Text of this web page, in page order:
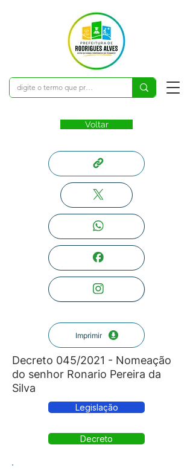
Voltar
Imprimir
Decreto 045/2021 - Nomeação
do senhor Ronario Pereira da
Silva
Legislação
Decreto